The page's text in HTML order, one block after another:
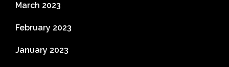
March 2023
February 2023
January 2023